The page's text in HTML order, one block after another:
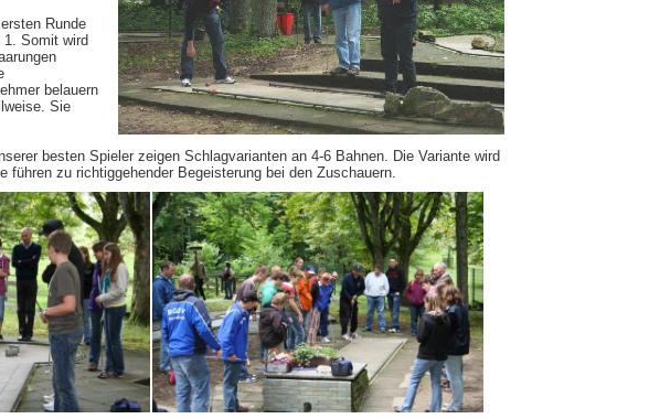
Runde
1. Somit wird
belauern
Sie
besten Spieler zeigen Schlagvarianten an 4-6 Bahnen. Die Variante wird
zu richtiggehender Begeisterung bei den Zuschauern.